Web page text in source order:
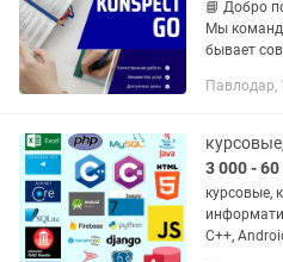
📘 Добро
Мы
бывает
стало проще: ✅ Конспекты
Павлодар,
3 000 -
курсовые,
C++,